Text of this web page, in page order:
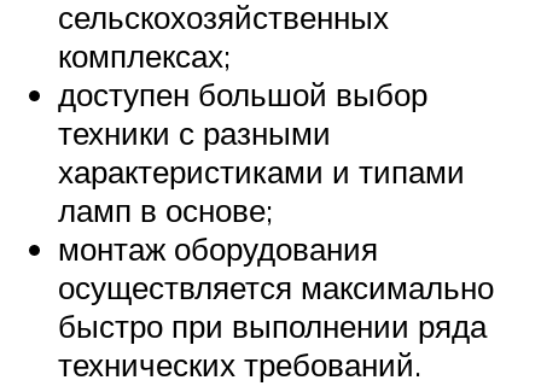
сельскохозяйственных
комплексах;
доступен большой выбор
техники с разными
характеристиками и типами
ламп в основе;
монтаж оборудования
осуществляется максимально
быстро при выполнении ряда
технических требований.